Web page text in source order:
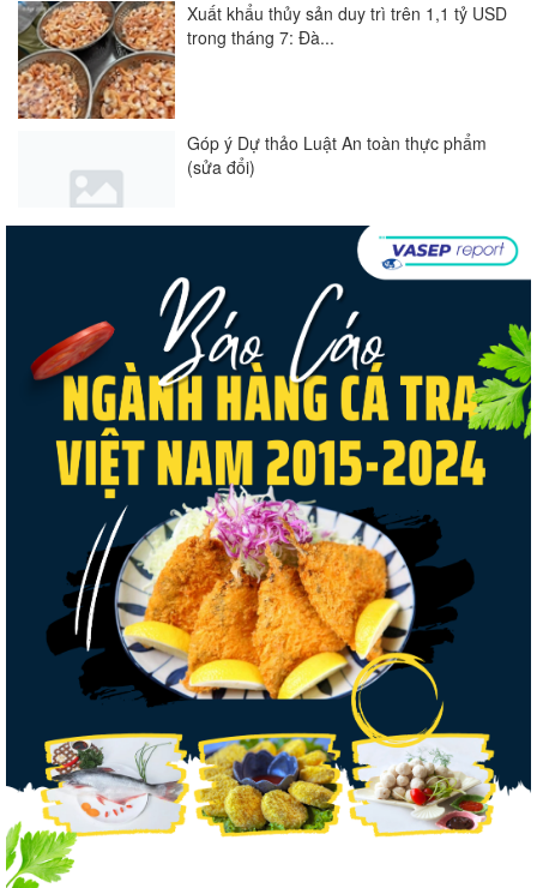
Xuất khẩu thủy sản duy trì trên 1,1 tỷ USD
trong tháng 7: Đà...
Góp ý Dự thảo Luật An toàn thực phẩm
(sửa đổi)
Nghị quyết 20-NQ/TW: Định hướng phát
triển thủy sản trong...
Thuế Mục 301 và bài toán thích ứng của
tôm Việt tại thị...
Nguồn cung giảm, giá cá rô phi Trung
Quốc tiếp tục tăng
Điểm tin thủy sản thế giới ngày 3/8/2026
Trung Quốc tăng mạnh nhập khẩu mực,
trong khi nguồn cung...